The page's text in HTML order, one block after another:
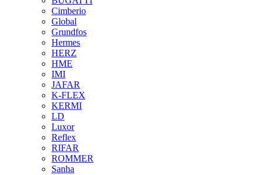
Cimberio
Global
Grundfos
Hermes
HERZ
HME
IMI
JAFAR
K-FLEX
KERMI
LD
Luxor
Reflex
RIFAR
ROMMER
Sanha